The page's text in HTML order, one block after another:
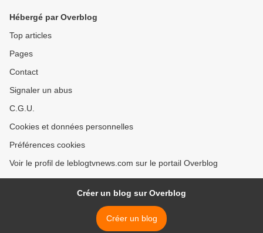
Hébergé par Overblog
Top articles
Pages
Contact
Signaler un abus
C.G.U.
Cookies et données personnelles
Préférences cookies
Voir le profil de leblogtvnews.com sur le portail Overblog
Créer un blog sur Overblog
Créer un blog